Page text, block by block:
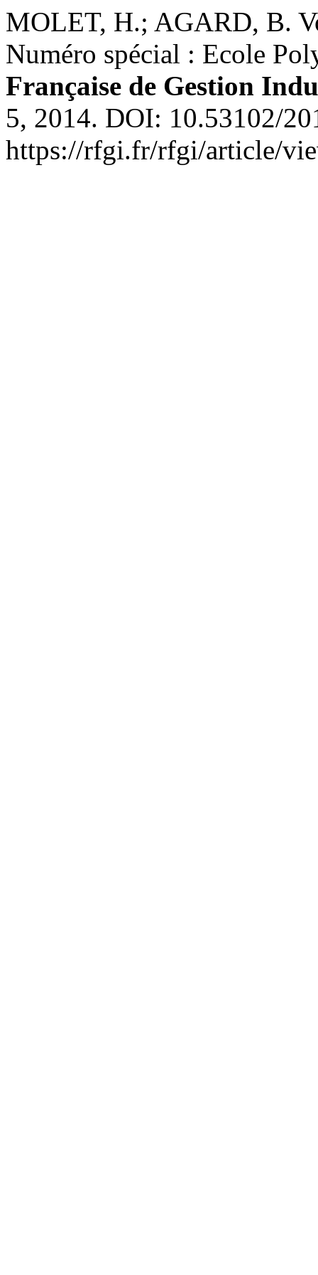
MOLET, H.; AGARD, B.
Numéro spécial : Ecole
Française de Gestion
5, 2014. DOI: 10.53102/
https://rfgi.fr/rfgi/article/